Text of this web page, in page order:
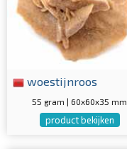
woestijnroos
55 gram | 60x60x35 mm
product bekijken